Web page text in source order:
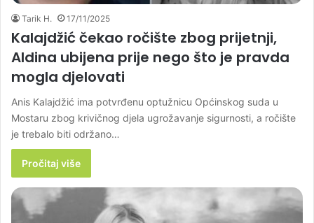
Tarik H. 17/11/2025
Kalajdžić čekao ročište zbog prijetnji,
Aldina ubijena prije nego što je pravda
mogla djelovati
Anis Kalajdžić ima potvrđenu optužnicu Općinskog suda u
Mostaru zbog krivičnog djela ugrožavanje sigurnosti, a ročište
je trebalo biti održano…
Pročitaj više